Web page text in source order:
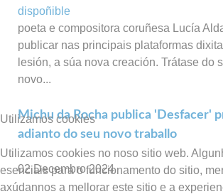
poeta e compositora coruñesa Lucía
publicar nas principais plataformas
lesión, a súa nova creación. Trátase do
novo...
Michu da Rocha publica 'Desfacer'
adianto do seu novo traballo
02 Decembro 2024
Utilizamos cookies
Utilizamos cookies no noso sitio web.
esenciais para o funcionamento do sitio,
axúdannos a mellorar este sitio e a